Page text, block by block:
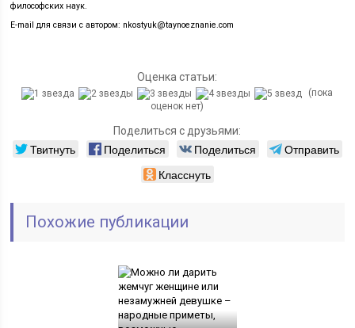
философских наук.
E-mail для связи с автором: nkostyuk@taynoeznanie.com
Оценка статьи:
(пока
оценок нет)
Поделиться с друзьями:
Твитнуть Поделиться Поделиться
Отправить
Класснуть
Похожие публикации